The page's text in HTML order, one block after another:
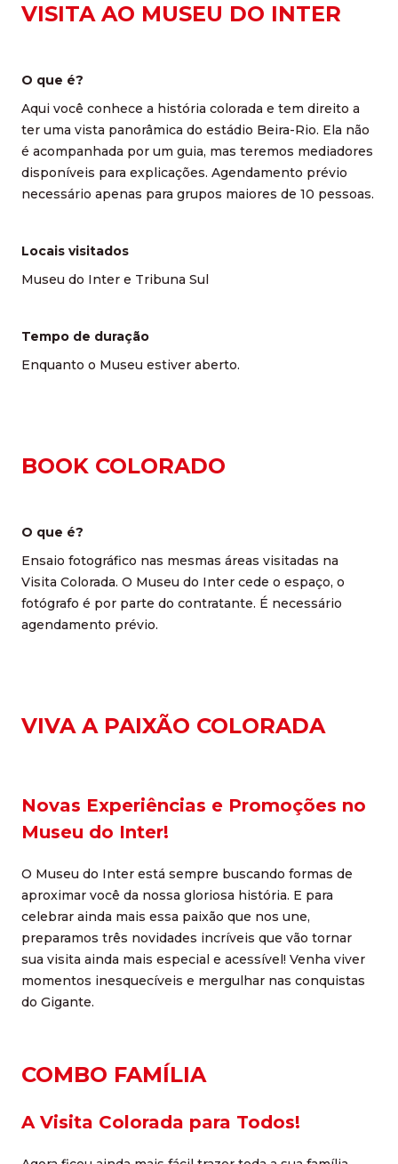
VISITA AO MUSEU DO INTER
O que é?
Aqui você conhece a história colorada e tem direito a
ter uma vista panorâmica do estádio Beira-Rio. Ela não
é acompanhada por um guia, mas teremos mediadores
disponíveis para explicações. Agendamento prévio
necessário apenas para grupos maiores de 10 pessoas.
Locais visitados
Museu do Inter e Tribuna Sul
Tempo de duração
Enquanto o Museu estiver aberto.
BOOK COLORADO
O que é?
Ensaio fotográfico nas mesmas áreas visitadas na
Visita Colorada. O Museu do Inter cede o espaço, o
fotógrafo é por parte do contratante. É necessário
agendamento prévio.
VIVA A PAIXÃO COLORADA
Novas Experiências e Promoções no
Museu do Inter!
O Museu do Inter está sempre buscando formas de
aproximar você da nossa gloriosa história. E para
celebrar ainda mais essa paixão que nos une,
preparamos três novidades incríveis que vão tornar
sua visita ainda mais especial e acessível! Venha viver
momentos inesquecíveis e mergulhar nas conquistas
do Gigante.
COMBO FAMÍLIA
A Visita Colorada para Todos!